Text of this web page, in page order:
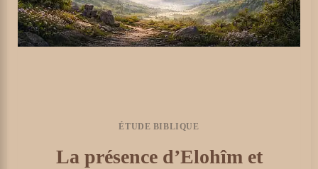
ÉTUDE BIBLIQUE
La présence d’Elohîm et